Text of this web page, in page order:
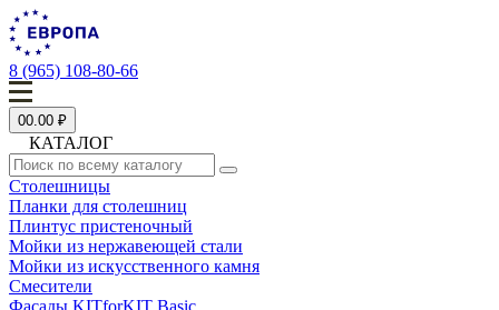
8 (965) 108-80-66
00.00 ₽
КАТАЛОГ
Столешницы
Планки для столешниц
Плинтус пристеночный
Мойки из нержавеющей стали
Мойки из искусственного камня
Смесители
Фасады KITforKIT Basic